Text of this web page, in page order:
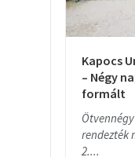
Kapocs
– Négy
formált
rendezték
2....